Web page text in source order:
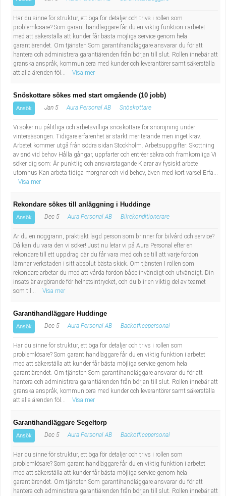
Har du sinne för struktur, ett öga för detaljer och trivs i rollen som
problemlösare? Som garantihandläggare får du en viktig funktion i arbetet
med att säkerställa att kunder får bästa möjliga service genom hela
garantiärendet. Om tjänsten Som garantihandläggare ansvarar du för att
hantera och administrera garantiärenden från början till slut. Rollen innebär att
granska anspråk, kommunicera med kunder och leverantörer samt säkerställa
att alla ärenden föl...
Visa mer
Snöskottare sökes med start omgående (10 jobb)
Ansök Jan 5 Aura Personal AB Snöskottare
Vi söker nu pålitliga och arbetsvilliga snöskottare för snöröjning under
vintersäsongen. Tidigare erfarenhet är starkt meriterande men inget krav.
Arbetet kommer utgå från södra sidan Stockholm. Arbetsuppgifter: Skottning
av snö vid behov Hålla gångar, uppfarter och entréer säkra och framkomliga Vi
söker dig som: Är punktlig och ansvarstagande Klarar av fysiskt arbete
utomhus Kan arbeta tidiga morgnar och vid behov, även med kort varsel Erfa...
Visa mer
Rekondare sökes till anläggning i Huddinge
Ansök Dec 5 Aura Personal AB Bilrekonditionerare
Är du en noggrann, praktiskt lagd person som brinner för bilvård och service?
Då kan du vara den vi söker! Just nu letar vi på Aura Personal efter en
rekondare till ett uppdrag där du får vara med och se till att varje fordon
lämnar verkstaden i sitt absolut bästa skick. Om tjänsten I rollen som
rekondare arbetar du med att vårda fordon både invändigt och utvändigt. Din
insats är avgörande för helhetsintrycket, och du blir en viktig del av teamet
som til...
Visa mer
Garantihandläggare Huddinge
Ansök Dec 5 Aura Personal AB Backofficepersonal
Har du sinne för struktur, ett öga för detaljer och trivs i rollen som
problemlösare? Som garantihandläggare får du en viktig funktion i arbetet
med att säkerställa att kunder får bästa möjliga service genom hela
garantiärendet. Om tjänsten Som garantihandläggare ansvarar du för att
hantera och administrera garantiärenden från början till slut. Rollen innebär att
granska anspråk, kommunicera med kunder och leverantörer samt säkerställa
att alla ärenden föl...
Visa mer
Garantihandläggare Segeltorp
Ansök Dec 5 Aura Personal AB Backofficepersonal
Har du sinne för struktur, ett öga för detaljer och trivs i rollen som
problemlösare? Som garantihandläggare får du en viktig funktion i arbetet
med att säkerställa att kunder får bästa möjliga service genom hela
garantiärendet. Om tjänsten Som garantihandläggare ansvarar du för att
hantera och administrera garantiärenden från början till slut. Rollen innebär att